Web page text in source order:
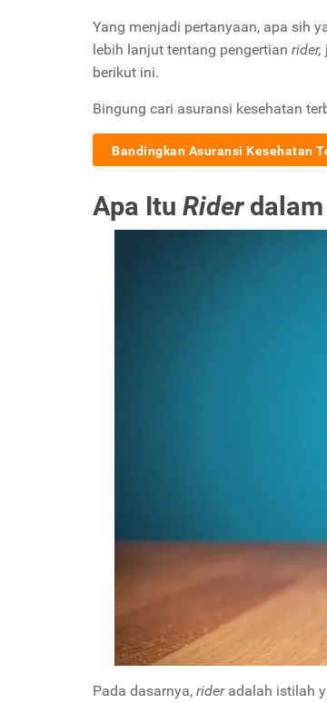
Yang menjadi pertanyaan, apa sih
lebih lanjut tentang pengertian rider,
berikut ini.
Bingung cari asuransi kesehatan
Bandingkan Asuransi Kesehatan
Apa Itu Rider
Pada dasarnya, rider adalah istilah